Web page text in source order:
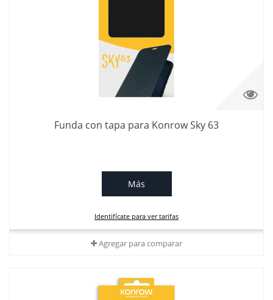
Funda con tapa para Konrow Sky 63
Más
Identifícate para ver tarifas
Agregar para comparar